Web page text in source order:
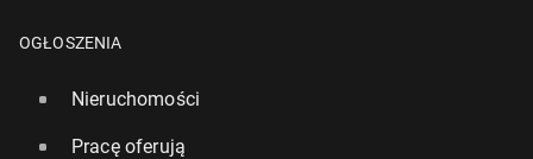
OGŁOSZENIA
Nieruchomości
Pracę oferują